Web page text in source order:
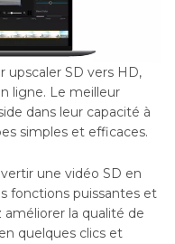
upscaler SD vers HD,
ligne. Le meilleur
dans leur capacité à
simples et efficaces.
une vidéo SD en
fonctions puissantes et
améliorer la qualité de
quelques clics et